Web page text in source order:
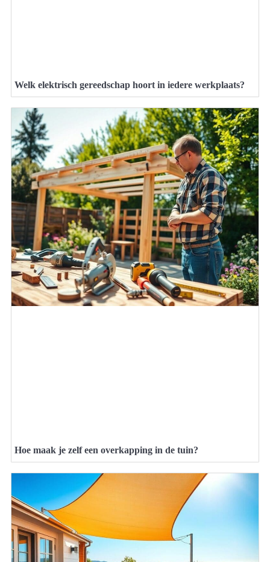
Welk elektrisch gereedschap hoort in iedere werkplaats?
Hoe maak je zelf een overkapping in de tuin?